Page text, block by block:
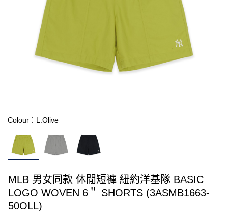
Colour：L.Olive
MLB 男女同款 休閒短褲 紐約洋基隊 BASIC
LOGO WOVEN 6＂ SHORTS (3ASMB1663-
50OLL)